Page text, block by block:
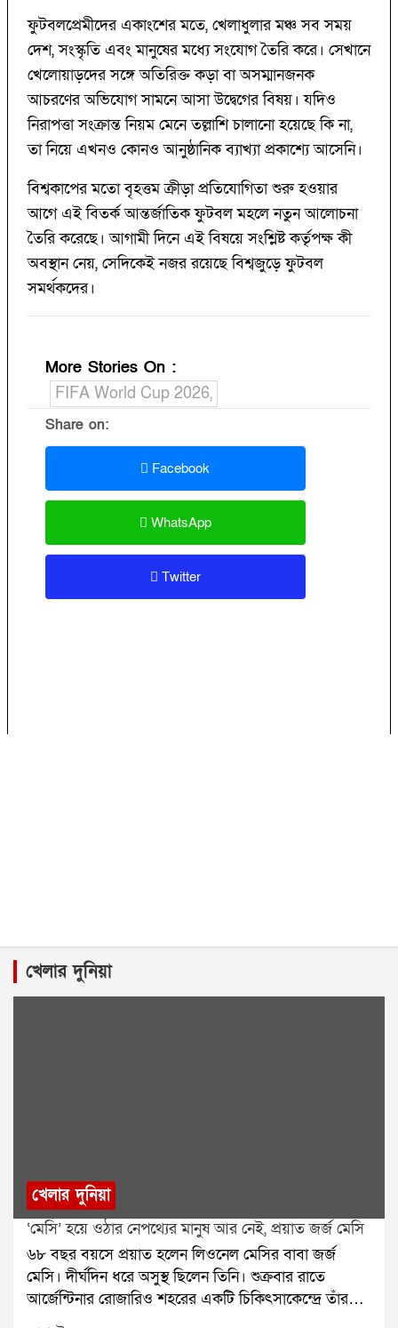
ফুটবলপ্রেমীদের একাংশের মতে, খেলাধুলার মঞ্চ সব সময়
দেশ, সংস্কৃতি এবং মানুষের মধ্যে সংযোগ তৈরি করে। সেখানে
খেলোয়াড়দের সঙ্গে অতিরিক্ত কড়া বা অসম্মানজনক
আচরণের অভিযোগ সামনে আসা উদ্বেগের বিষয়। যদিও
নিরাপত্তা সংক্রান্ত নিয়ম মেনে তল্লাশি চালানো হয়েছে কি না,
তা নিয়ে এখনও কোনও আনুষ্ঠানিক ব্যাখ্যা প্রকাশ্যে আসেনি।
বিশ্বকাপের মতো বৃহত্তম ক্রীড়া প্রতিযোগিতা শুরু হওয়ার
আগে এই বিতর্ক আন্তর্জাতিক ফুটবল মহলে নতুন আলোচনা
তৈরি করেছে। আগামী দিনে এই বিষয়ে সংশ্লিষ্ট কর্তৃপক্ষ কী
অবস্থান নেয়, সেদিকেই নজর রয়েছে বিশ্বজুড়ে ফুটবল
সমর্থকদের।
More Stories On :
FIFA World Cup 2026,
Share on:
Facebook
WhatsApp
Twitter
খেলার দুনিয়া
খেলার দুনিয়া
‘মেসি’ হয়ে ওঠার নেপথ্যের মানুষ আর নেই, প্রয়াত জর্জ মেসি
৬৮ বছর বয়সে প্রয়াত হলেন লিওনেল মেসির বাবা জর্জ
মেসি। দীর্ঘদিন ধরে অসুস্থ ছিলেন তিনি। শুক্রবার রাতে
আর্জেন্টিনার রোজারিও শহরের একটি চিকিৎসাকেন্দ্রে তাঁর
মৃত্যু হয়েছে বলে মেসির পরিবারের তরফে নিশ্চিত করা